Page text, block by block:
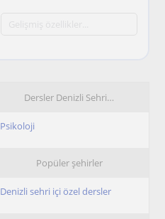
Dersler Denizli Sehri…
Psikoloji
Popüler şehirler
Denizli sehri içi özel dersler